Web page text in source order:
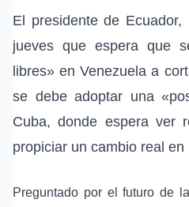
El presidente de Ecuador,
jueves que espera que
libres» enVenezuela a
se debe adoptar una
Cuba, donde espera ver
propiciar un cambio real en
Preguntado por el futuro de